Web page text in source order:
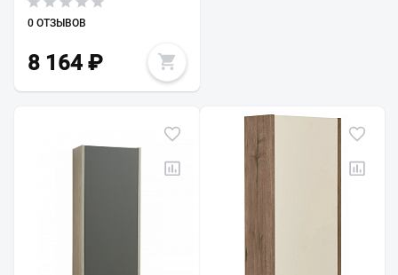
0 ОТЗЫВОВ
8 164 ₽